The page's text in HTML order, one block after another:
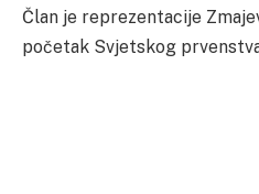
Član je reprezentacije
početak Svjetskog